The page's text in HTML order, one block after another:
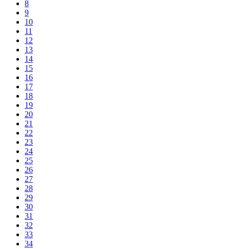
8
9
10
11
12
13
14
15
16
17
18
19
20
21
22
23
24
25
26
27
28
29
30
31
32
33
34